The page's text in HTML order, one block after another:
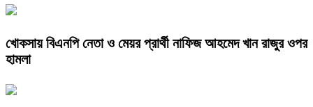
খোকসায় বিএনপি নেতা ও মেয়র প্রার্থী নাফিজ আহমেদ খান রাজুর ওপর
হামলা